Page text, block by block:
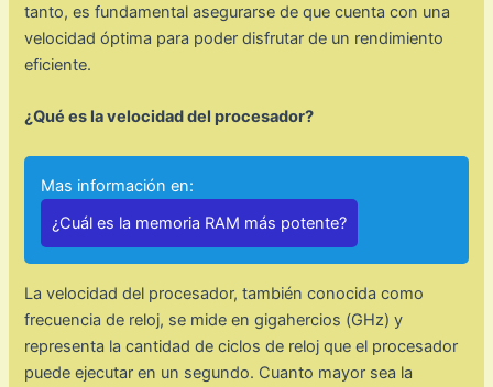
tanto, es fundamental asegurarse de que cuenta con una
velocidad óptima para poder disfrutar de un rendimiento
eficiente.
¿Qué es la velocidad del procesador?
Mas información en:
¿Cuál es la memoria RAM más potente?
La velocidad del procesador, también conocida como
frecuencia de reloj, se mide en gigahercios (GHz) y
representa la cantidad de ciclos de reloj que el procesador
puede ejecutar en un segundo. Cuanto mayor sea la